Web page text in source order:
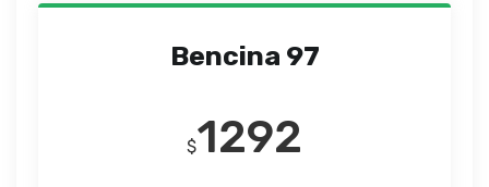
Bencina 97
$1292